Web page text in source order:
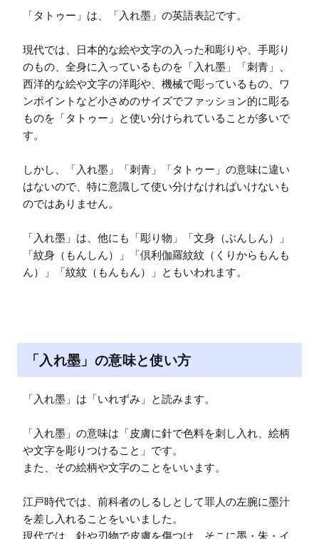
「タトゥー」は、「入れ墨」の英語表記です。
現代では、日本的な絵や文字の入った和彫りや、手彫り
のもの、全身に入っているものを「入れ墨」「刺青」、
西洋的な絵や文字の洋彫や、機械で彫っているもの、ワ
ンポイントなど小さめのサイズでファッション的に彫る
ものを「タトゥー」と使い分けられていることが多いで
す。
しかし、「入れ墨」「刺青」「タトゥー」の意味に違い
はないので、特に意識して使い分けなければいけないも
のではありません。
「入れ墨」は、他にも「彫り物」「文身（ぶんしん）」
「紋身（もんしん）」「倶利伽羅紋紋（くりからもんも
ん）」「紋紋（もんもん）」ともいわれます。
「入れ墨」の意味と使い方
「入れ墨」は「いれずみ」と読みます。
「入れ墨」の意味は「皮膚に針で色料を刺し入れ、絵柄
や文字を彫りつけること」です。
また、その絵柄や文字のことをいいます。
江戸時代では、前科者のしるしとして罪人の左腕に墨汁
を差し入れることをいいました。
現代では、針や刃物で皮膚を傷つけ、そこに墨・朱・イ